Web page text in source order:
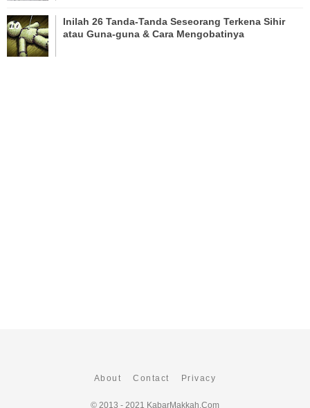
Inilah 26 Tanda-Tanda Seseorang Terkena Sihir
atau Guna-guna & Cara Mengobatinya
About Contact Privacy
© 2013 - 2021 KabarMakkah.Com